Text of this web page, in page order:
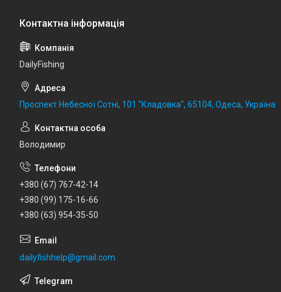
DailyFishing
Проспект Небесної Сотні, 101 "Кладовка", 65104, Одеса, Україна
Володимир
+380 (67) 767-42-14
+380 (99) 175-16-66
+380 (63) 954-35-50
dailyfishhelp@gmail.com